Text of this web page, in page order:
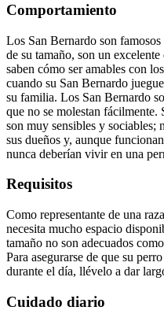
Comportamiento
Los San Bernardo son
de su tamaño, son un
saben cómo ser amables con
cuando su San Bernardo
su familia. Los San Bernardo
que no se molestan fácilmente.
son muy sensibles y sociables;
sus dueños y, aunque
nunca deberían vivir en una
Requisitos
Como representante de una
necesita mucho espacio
tamaño no son adecuados
Para asegurarse de que su
durante el día, llévelo a dar
Cuidado diario